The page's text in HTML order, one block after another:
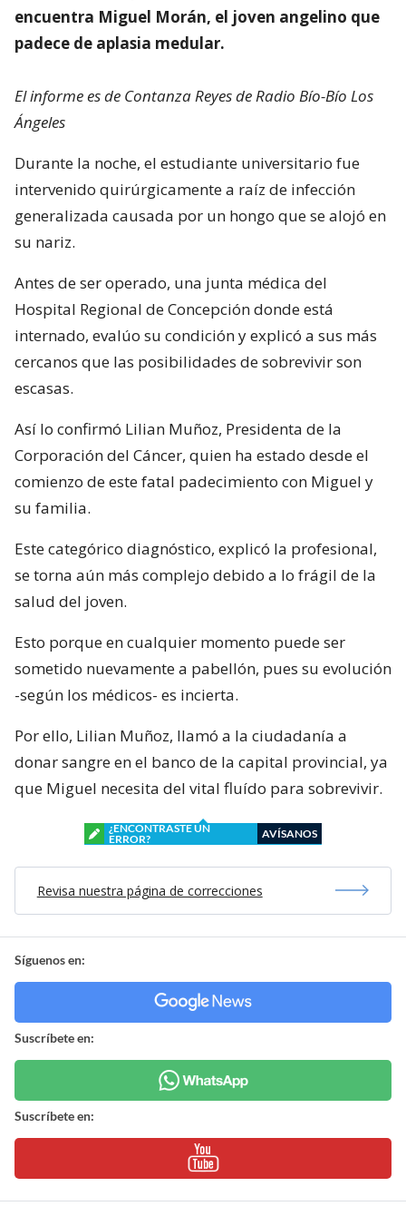
encuentra Miguel Morán, el joven angelino que
padece de aplasia medular.
El informe es de Contanza Reyes de Radio Bío-Bío Los
Ángeles
Durante la noche, el estudiante universitario fue
intervenido quirúrgicamente a raíz de infección
generalizada causada por un hongo que se alojó en
su nariz.
Antes de ser operado, una junta médica del
Hospital Regional de Concepción donde está
internado, evalúo su condición y explicó a sus más
cercanos que las posibilidades de sobrevivir son
escasas.
Así lo confirmó Lilian Muñoz, Presidenta de la
Corporación del Cáncer, quien ha estado desde el
comienzo de este fatal padecimiento con Miguel y
su familia.
Este categórico diagnóstico, explicó la profesional,
se torna aún más complejo debido a lo frágil de la
salud del joven.
Esto porque en cualquier momento puede ser
sometido nuevamente a pabellón, pues su evolución
-según los médicos- es incierta.
Por ello, Lilian Muñoz, llamó a la ciudadanía a
donar sangre en el banco de la capital provincial, ya
que Miguel necesita del vital fluído para sobrevivir.
¿ENCONTRASTE UN
ERROR?
AVÍSANOS
Revisa nuestra página de correcciones
Síguenos en:
Suscríbete en:
Suscríbete en: